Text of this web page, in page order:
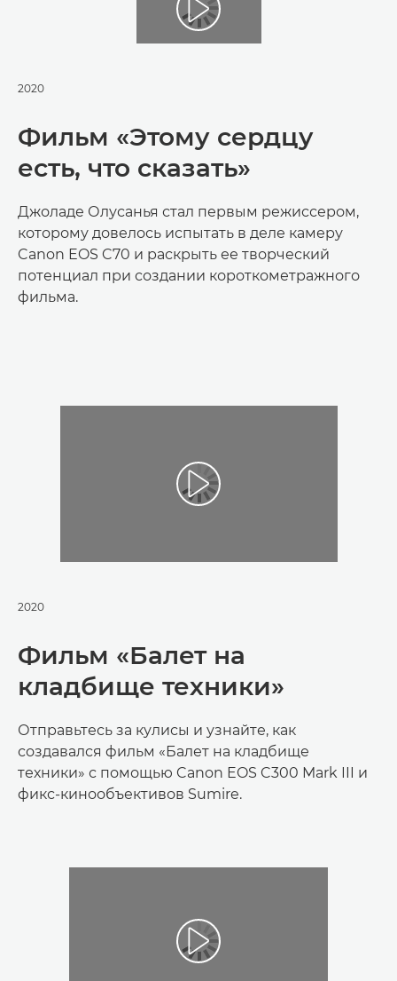
2020
Фильм «Этому сердцу
есть, что сказать»
Джоладе Олусанья стал первым режиссером,
которому довелось испытать в деле камеру
Canon EOS C70 и раскрыть ее творческий
потенциал при создании короткометражного
фильма.
2020
Фильм «Балет на
кладбище техники»
Отправьтесь за кулисы и узнайте, как
создавался фильм «Балет на кладбище
техники» с помощью Canon EOS C300 Mark III и
фикс-кинообъективов Sumire.